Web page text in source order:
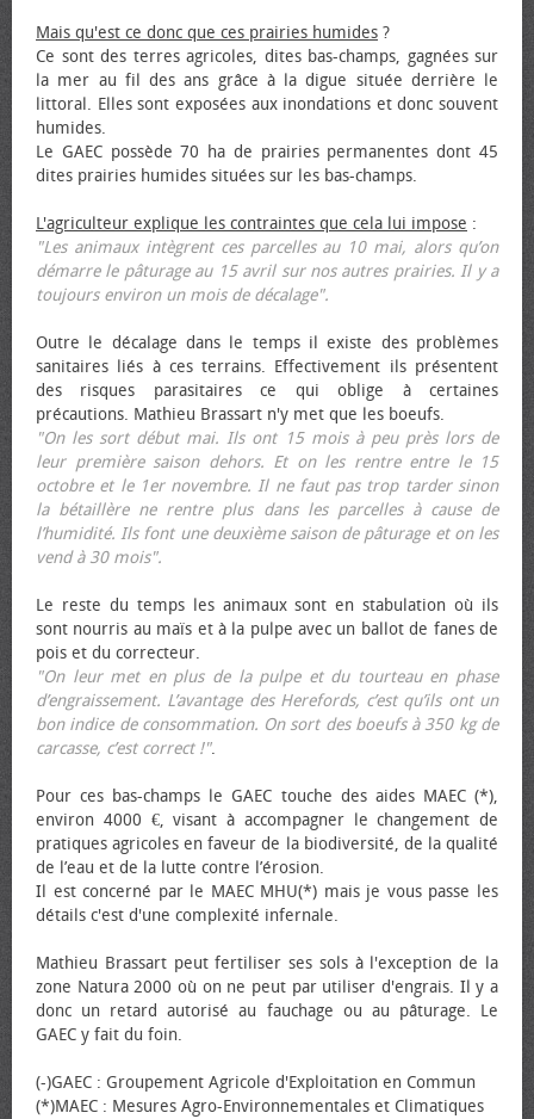
Mais qu'est ce donc que ces prairies humides ?
Ce sont des terres agricoles, dites bas-champs, gagnées sur
la mer au fil des ans grâce à la digue située derrière le
littoral. Elles sont exposées aux inondations et donc souvent
humides.
Le GAEC possède 70 ha de prairies permanentes dont 45
dites prairies humides situées sur les bas-champs.
L'agriculteur explique les contraintes que cela lui impose :
"Les animaux intègrent ces parcelles au 10 mai, alors qu’on
démarre le pâturage au 15 avril sur nos autres prairies. Il y a
toujours environ un mois de décalage".
Outre le décalage dans le temps il existe des problèmes
sanitaires liés à ces terrains. Effectivement ils présentent
des risques parasitaires ce qui oblige à certaines
précautions. Mathieu Brassart n'y met que les bœufs.
"On les sort début mai. Ils ont 15 mois à peu près lors de
leur première saison dehors. Et on les rentre entre le 15
octobre et le 1er novembre. Il ne faut pas trop tarder sinon
la bétaillère ne rentre plus dans les parcelles à cause de
l’humidité. Ils font une deuxième saison de pâturage et on les
vend à 30 mois".
Le reste du temps les animaux sont en stabulation où ils
sont nourris au maïs et à la pulpe avec un ballot de fanes de
pois et du correcteur.
"On leur met en plus de la pulpe et du tourteau en phase
d’engraissement. L’avantage des Herefords, c’est qu’ils ont un
bon indice de consommation. On sort des bœufs à 350 kg de
carcasse, c’est correct !".
Pour ces bas-champs le GAEC touche des aides MAEC (*),
environ 4000 €, visant à accompagner le changement de
pratiques agricoles en faveur de la biodiversité, de la qualité
de l’eau et de la lutte contre l’érosion.
Il est concerné par le MAEC MHU(*) mais je vous passe les
détails c'est d'une complexité infernale.
Mathieu Brassart peut fertiliser ses sols à l'exception de la
zone Natura 2000 où on ne peut par utiliser d'engrais. Il y a
donc un retard autorisé au fauchage ou au pâturage. Le
GAEC y fait du foin.
(-)GAEC : Groupement Agricole d'Exploitation en Commun
(*)MAEC : Mesures Agro-Environnementales et Climatiques